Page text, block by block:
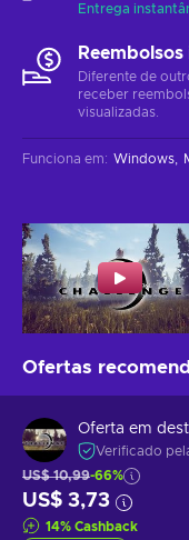
Entrega
Diferente de
receber
visualizadas.
Funciona em: Windows
Ofertas
Oferta em
Verificado
US$ 10,99-66%
US$ 3,73
14% Cashback